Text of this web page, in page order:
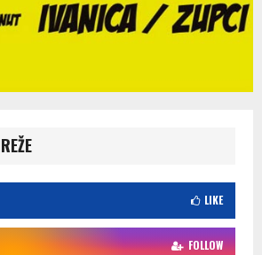
LIKE
FOLLOW